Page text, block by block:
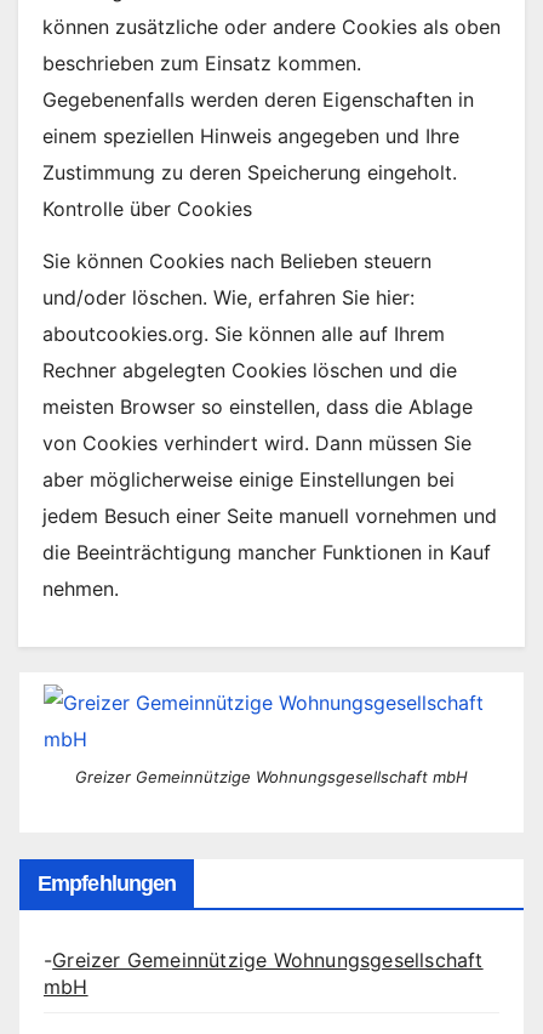
können zusätzliche oder andere Cookies als oben
beschrieben zum Einsatz kommen.
Gegebenenfalls werden deren Eigenschaften in
einem speziellen Hinweis angegeben und Ihre
Zustimmung zu deren Speicherung eingeholt.
Kontrolle über Cookies
Sie können Cookies nach Belieben steuern
und/oder löschen. Wie, erfahren Sie hier:
aboutcookies.org. Sie können alle auf Ihrem
Rechner abgelegten Cookies löschen und die
meisten Browser so einstellen, dass die Ablage
von Cookies verhindert wird. Dann müssen Sie
aber möglicherweise einige Einstellungen bei
jedem Besuch einer Seite manuell vornehmen und
die Beeinträchtigung mancher Funktionen in Kauf
nehmen.
Greizer Gemeinnützige Wohnungsgesellschaft mbH
Empfehlungen
-Greizer Gemeinnützige Wohnungsgesellschaft
mbH